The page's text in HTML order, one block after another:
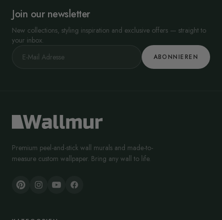
Join our newsletter
New collections, styling inspiration and exclusive offers — straight to
your inbox.
ABONNIEREN
Premium peel-and-stick wall murals and made-to-
measure custom wallpaper. Bring any wall to life.